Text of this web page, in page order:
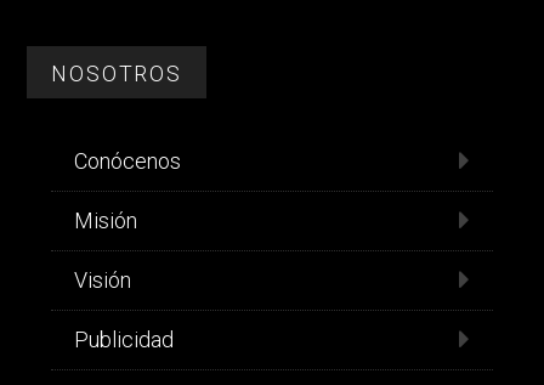
NOSOTROS
Conócenos
Misión
Visión
Publicidad